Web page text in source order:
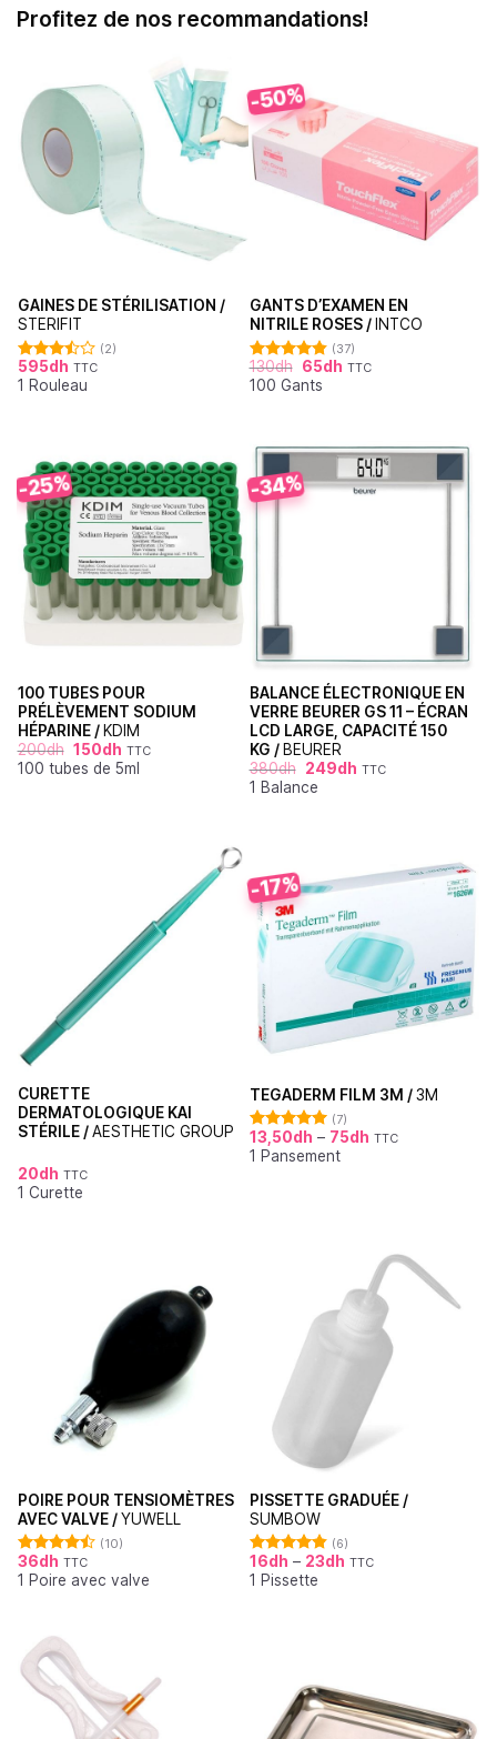
Profitez de nos recommandations!
GAINES DE STÉRILISATION /
STERIFIT
Note
3.50sur
(2)
595dh TTC
1 Rouleau
-50%
GANTS D’EXAMEN EN
NITRILE ROSES / INTCO
Note4.86
sur 5
(37)
130dh 65dh TTC
100 Gants
-25%
100 TUBES POUR
PRÉLÈVEMENT SODIUM
HÉPARINE / KDIM
200dh 150dh TTC
100 tubes de 5ml
-34%
BALANCE ÉLECTRONIQUE EN
VERRE BEURER GS 11 – ÉCRAN
LCD LARGE, CAPACITÉ 150
KG / BEURER
380dh 249dh TTC
1 Balance
CURETTE
DERMATOLOGIQUE KAI
STÉRILE /AESTHETIC GROUP
20dh TTC
1 Curette
-17%
TEGADERM FILM 3M /3M
Note5.00
sur 5
(7)
13,50dh – 75dh TTC
1 Pansement
POIRE POUR TENSIOMÈTRES
AVEC VALVE /YUWELL
Note4.50
sur 5
(10)
36dh TTC
1 Poire avec valve
PISSETTE GRADUÉE /
SUMBOW
Note4.83
sur 5
(6)
16dh – 23dh TTC
1 Pissette